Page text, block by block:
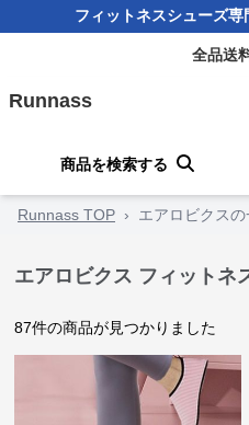
フィットネスシューズ
全品送
Runnass
商品を検索する
Runnass TOP › エアロビクスの
エアロビクス フィットネ
87件の商品が見つかりました